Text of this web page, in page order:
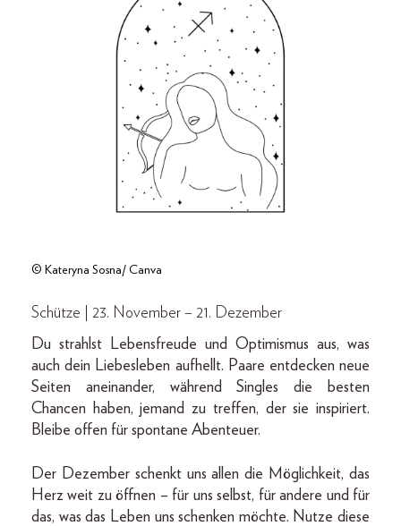
© Kateryna Sosna/ Canva
Schütze | 23. November – 21. Dezember
Du strahlst Lebensfreude und Optimismus aus, was
auch dein Liebesleben aufhellt. Paare entdecken neue
Seiten aneinander, während Singles die besten
Chancen haben, jemand zu treffen, der sie inspiriert.
Bleibe offen für spontane Abenteuer.
Der Dezember schenkt uns allen die Möglichkeit, das
Herz weit zu öffnen – für uns selbst, für andere und für
das, was das Leben uns schenken möchte. Nutze diese